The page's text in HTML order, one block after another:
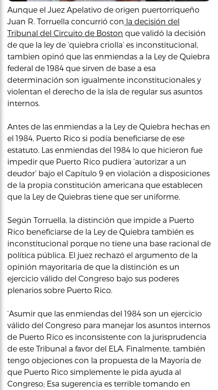
Aunque el Juez Apelativo de origen puertorriqueño
Juan R. Torruella concurrió con la decisión del
Tribunal del Circuito de Boston que validó la decisión
de que la ley de ‘quiebra criolla’ es inconstitucional,
tambien opinó que las enmiendas a la Ley de Quiebra
federal de 1984 que sirven de base a esa
determinación son igualmente inconstitucionales y
violentan el derecho de la isla de regular sus asuntos
internos.
Antes de las enmiendas a la Ley de Quiebra hechas en
el 1984, Puerto Rico si podía beneficiarse de ese
estatuto. Las enmiendas del 1984 lo que hicieron fue
impedir que Puerto Rico pudiera ‘autorizar a un
deudor’ bajo el Capítulo 9 en violación a disposiciones
de la propia constitución americana que establecen
que la Ley de Quiebras tiene que ser uniforme.
Según Torruella, la distinción que impide a Puerto
Rico beneficiarse de la Ley de Quiebra también es
inconstitucional porque no tiene una base racional de
política pública. El juez rechazó el argumento de la
opinión mayoritaria de que la distinción es un
ejercicio válido del Congreso bajo sus poderes
plenarios sobre Puerto Rico.
‘Asumir que las enmiendas del 1984 son un ejercicio
válido del Congreso para manejar los asuntos internos
de Puerto Rico es inconsistente con la jurisprudencia
de este Tribunal a favor del ELA. Finalmente, también
tengo objeciones con la propuesta de la Mayoría de
que Puerto Rico simplemente le pida ayuda al
Congreso; Esa sugerencia es terrible tomando en